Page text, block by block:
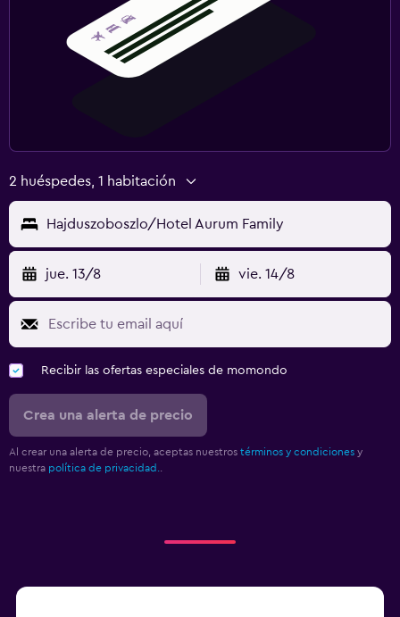
2 huéspedes, 1 habitación
Hajduszoboszlo/Hotel Aurum Family
jue. 13/8 vie. 14/8
Recibir las ofertas especiales de momondo
Crea una alerta de precio
Al crear una alerta de precio, aceptas nuestros términos y condiciones y
nuestra política de privacidad.